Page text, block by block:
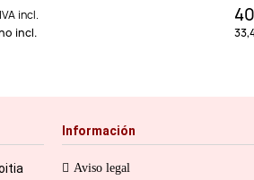
incl.
incl.
Información
Aviso legal